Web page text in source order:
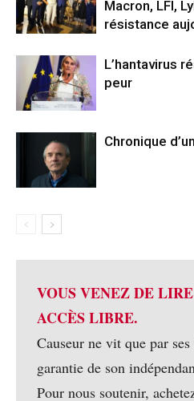
Macron, LFI,
résistance
L’hantavirus
peur
Chronique
VOUS VENEZ DE
ACCÈS LIBRE.
Causeur ne vit que par
garantie de son
Pour nous soutenir,